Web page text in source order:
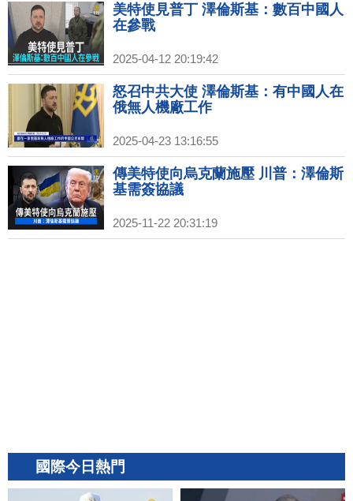
美特使見普丁 澤倫斯基：數百中國人
在參戰
2025-04-12 20:19:42
怒召中共大使 澤倫斯基：有中國人在
俄無人機廠工作
2025-04-23 13:16:55
傳美特使向烏克蘭施壓 川普：澤倫斯
基需簽協議
2025-11-22 20:31:19
國際今日熱門